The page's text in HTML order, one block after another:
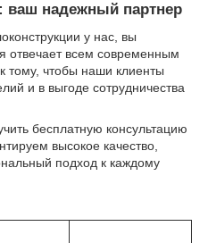
ваш надежный партнер
у нас, вы
отвечает всем современным
тому, чтобы наши клиенты
и в выгоде сотрудничества
бесплатную консультацию
высокое качество,
подход к каждому